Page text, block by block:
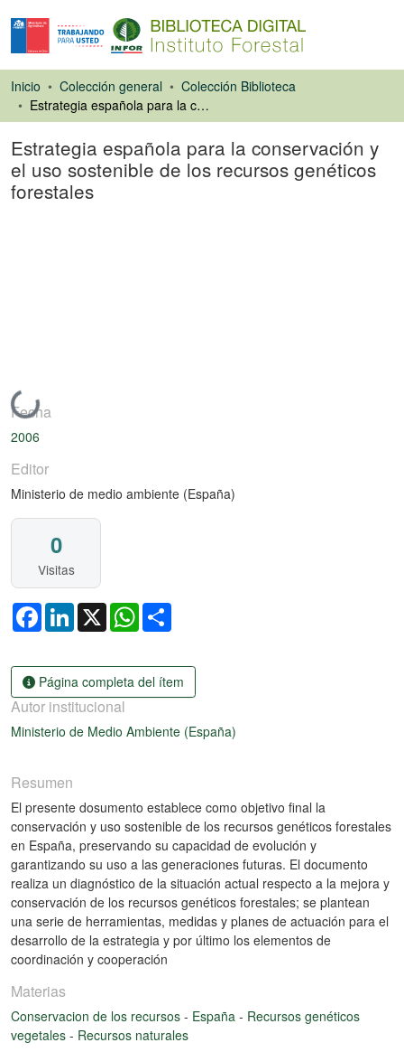
Inicio Colección general
Colección Biblioteca
Estrategia española para la conservación y el uso sostenible de los recursos genéticos forestales
Estrategia española para la conservación y
el uso sostenible de los recursos genéticos
forestales
Cargando...
Fecha
2006
Editor
Ministerio de medio ambiente (España)
0
Visitas
FacebookLinkedIn
X WhatsApp
Página completa del ítem
Autor institucional
Ministerio de Medio Ambiente (España)
Resumen
El presente dosumento establece como objetivo final la
conservación y uso sostenible de los recursos genéticos forestales
en España, preservando su capacidad de evolución y
garantizando su uso a las generaciones futuras. El documento
realiza un diagnóstico de la situación actual respecto a la mejora y
conservación de los recursos genéticos forestales; se plantean
una serie de herramientas, medidas y planes de actuación para el
desarrollo de la estrategia y por último los elementos de
coordinación y cooperación
Materias
Conservacion de los recursos - España - Recursos genéticos
vegetales - Recursos naturales